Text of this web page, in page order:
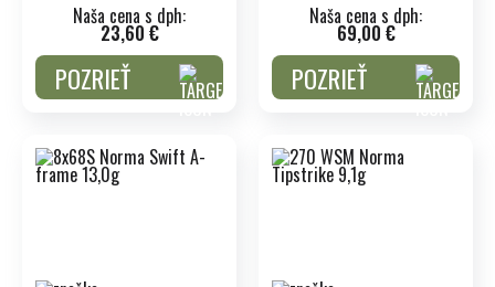
Naša cena s dph:
23,60 €
POZRIEŤ
Naša cena s dph:
69,00 €
POZRIEŤ